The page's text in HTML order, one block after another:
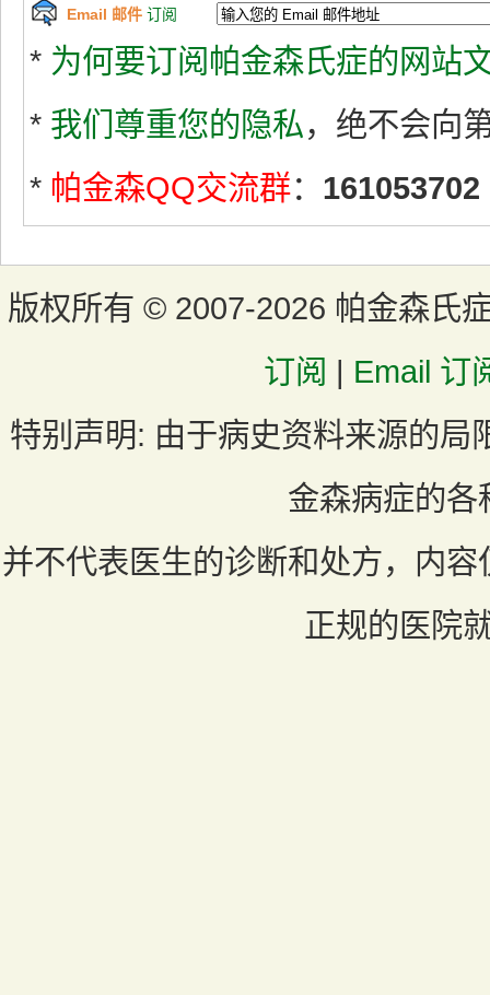
Email 邮件 订阅
* 为何要订阅帕金森氏症的网站
* 我们尊重您的隐私，绝不会向
* 帕金森QQ交流群： 161053702
版权所有 © 2007-2026 帕金森氏
订阅 | Email 订
特别声明: 由于病史资料来源的局
金森病症的各
并不代表医生的诊断和处方，内
正规的医院